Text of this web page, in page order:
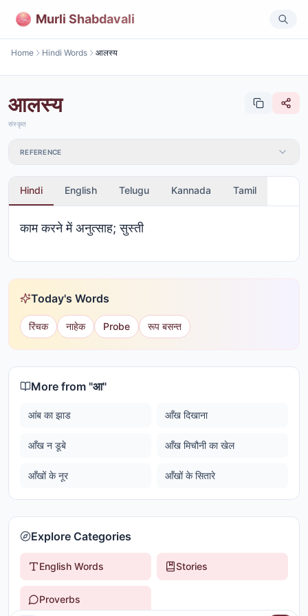
Murli Shabdavali
Home Hindi Words आलस्य
आलस्य
संस्कृत
REFERENCE
Hindi English Telugu Kannada Tamil
काम करने में अनुत्साह; सुस्ती
Today's Words
रिंचक नाहेक Probe रूप बसन्त
More from "आ"
आंब का झाड आँख दिखाना
आँख न डूबे आँख मिचौनी का खेल
आँखों के नूर आँखों के सितारे
Explore Categories
English Words Stories
Proverbs